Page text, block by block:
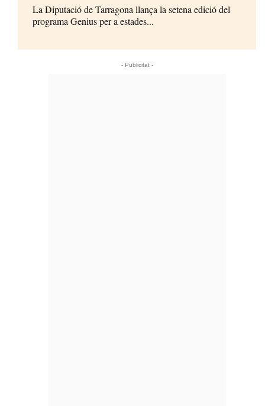
La Diputació de Tarragona llança la setena edició del
programa Genius per a estades...
- Publicitat -